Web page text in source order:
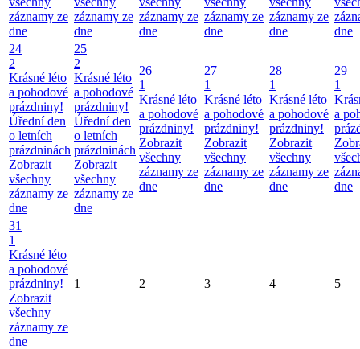
záznamy ze
dne
záznamy ze
dne
záznamy ze
dne
záznamy ze
dne
záznamy ze
dne
dne
24
2
Krásné léto
a pohodové
prázdniny!
Úřední den
o letních
prázdninách
Zobrazit
všechny
záznamy ze
dne
25
2
Krásné léto
a pohodové
prázdniny!
Úřední den
o letních
prázdninách
Zobrazit
všechny
záznamy ze
dne
26
1
Krásné léto
a pohodové
prázdniny!
Zobrazit
všechny
záznamy ze
dne
27
1
Krásné léto
a pohodové
prázdniny!
Zobrazit
všechny
záznamy ze
dne
28
1
Krásné léto
a pohodové
prázdniny!
Zobrazit
všechny
záznamy ze
dne
29
1
a
dne
31
1
Krásné léto
a pohodové
prázdniny!
Zobrazit
všechny
záznamy ze
dne
1 2 3 4 5